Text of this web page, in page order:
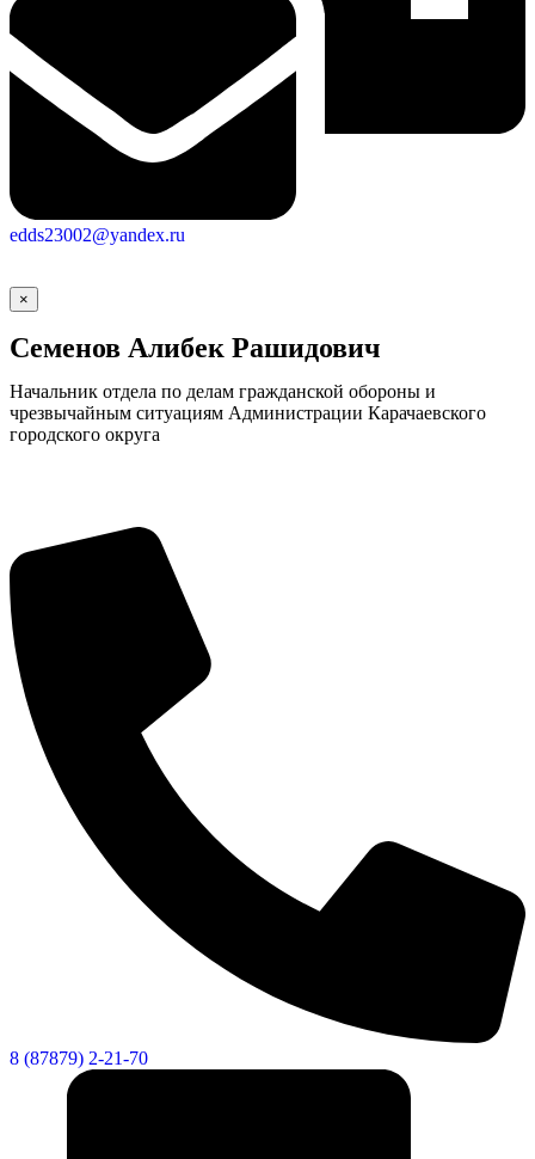
edds23002@yandex.ru
×
Семенов Алибек Рашидович
Начальник отдела по делам гражданской обороны и
чрезвычайным ситуациям Администрации Карачаевского
городского округа
8 (87879) 2-21-70